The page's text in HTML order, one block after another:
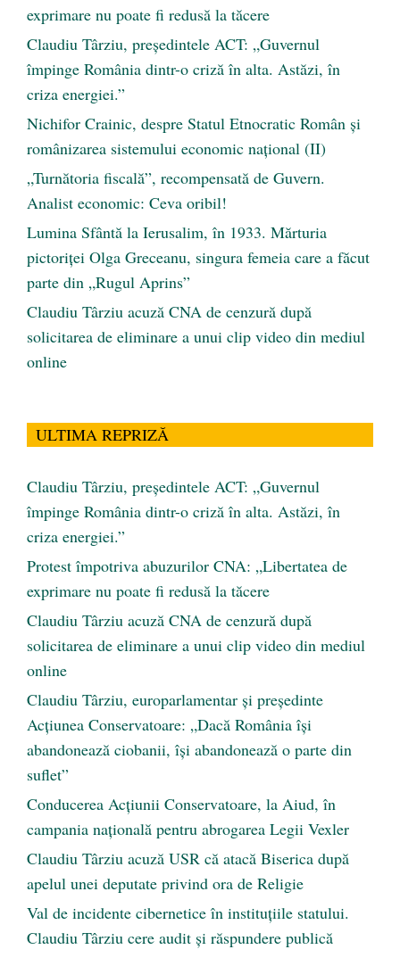
exprimare nu poate fi redusă la tăcere
Claudiu Târziu, președintele ACT: „Guvernul
împinge România dintr-o criză în alta. Astăzi, în
criza energiei.”
Nichifor Crainic, despre Statul Etnocratic Român şi
românizarea sistemului economic naţional (II)
„Turnătoria fiscală”, recompensată de Guvern.
Analist economic: Ceva oribil!
Lumina Sfântă la Ierusalim, în 1933. Mărturia
pictoriței Olga Greceanu, singura femeia care a făcut
parte din „Rugul Aprins”
Claudiu Târziu acuză CNA de cenzură după
solicitarea de eliminare a unui clip video din mediul
online
ULTIMA REPRIZĂ
Claudiu Târziu, președintele ACT: „Guvernul
împinge România dintr-o criză în alta. Astăzi, în
criza energiei.”
Protest împotriva abuzurilor CNA: „Libertatea de
exprimare nu poate fi redusă la tăcere
Claudiu Târziu acuză CNA de cenzură după
solicitarea de eliminare a unui clip video din mediul
online
Claudiu Târziu, europarlamentar și președinte
Acțiunea Conservatoare: „Dacă România își
abandonează ciobanii, își abandonează o parte din
suflet”
Conducerea Acțiunii Conservatoare, la Aiud, în
campania națională pentru abrogarea Legii Vexler
Claudiu Târziu acuză USR că atacă Biserica după
apelul unei deputate privind ora de Religie
Val de incidente cibernetice în instituțiile statului.
Claudiu Târziu cere audit și răspundere publică